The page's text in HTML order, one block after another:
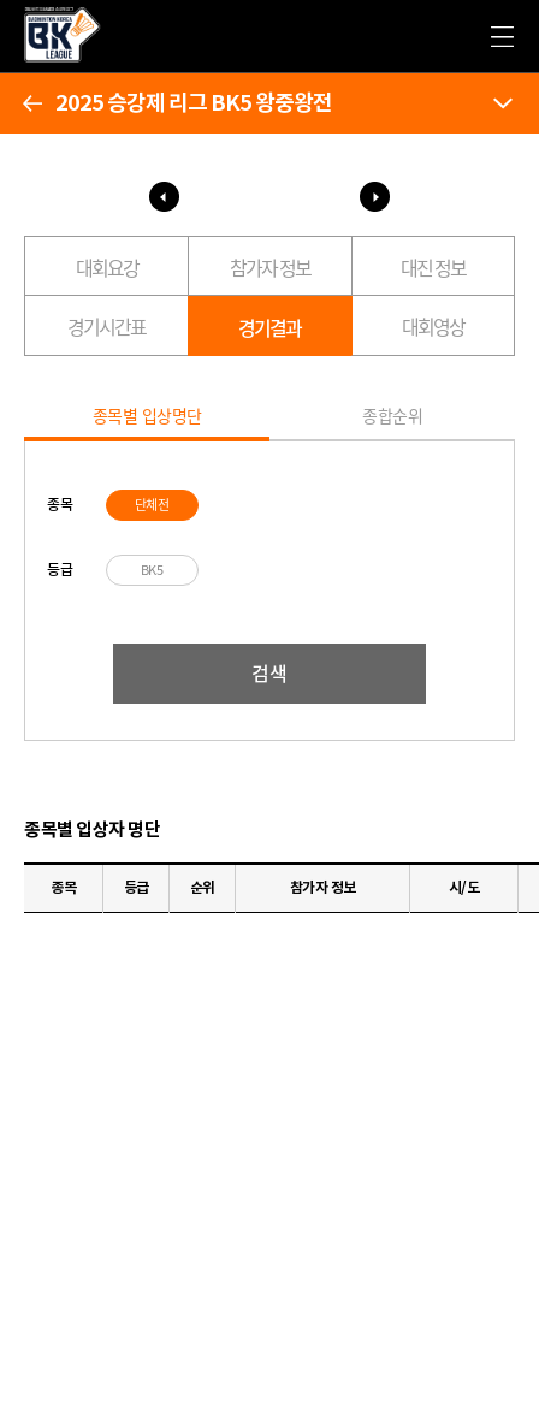
2025 승강제 리그 BK5 왕중왕전
대회요강 참가자 정보 대진 정보
경기시간표 경기결과 대회영상
종목별 입상명단 종합순위
종목 단체전
등급 BK5
검색
종목별 입상자 명단
종목 등급 순위 참가자 정보 시/도